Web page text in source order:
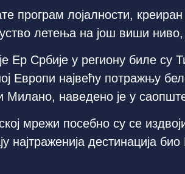
програм лојалности,
летења на још виши ниво,
Ер Србије у региону биле
Европи највећу потражњу
Милано, наведено је у
мрежи посебно су се
најтраженија дестинација